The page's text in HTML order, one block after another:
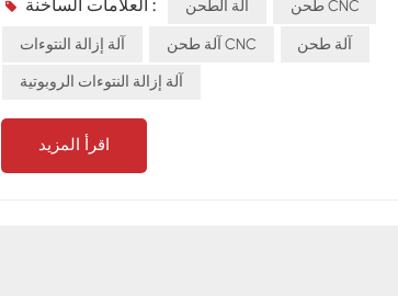
تلقائيًا لضمان الدقة دون إتلاف قطعة العمل. تتضمن أهم
النقاط الفنية ما يلي: التفتيش بالليزر:دقة الكشف على
مستوى المليمتر مع تصحيح المسار في الوقت
الحقيقي.اتصال مرن:ضبط الضغط التكيفي بناءً على
الاختلافات السطحية.تكامل العمليات المتعددة:الطحن،
والتشطيب، والتلميع في إعداد واحد. بفضل هذه الابتكارات،
روبوت طحن نيفيو يمكنها التعامل مع مجموعة واسعة من
العلامات الساخنة : آلة الطحن طحن CNC
آلة إزالة النتوءات آلة طحن CNC آلة طحن
آلة إزالة النتوءات الروبوتية
اقرأ المزيد